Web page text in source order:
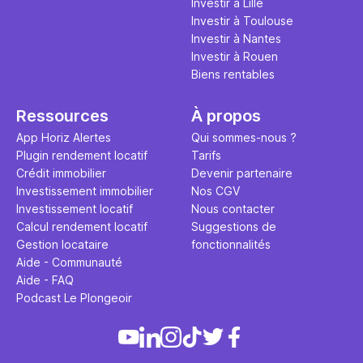
Investir à Lille
Investir à Toulouse
Investir à Nantes
Investir à Rouen
Biens rentables
Ressources
App Horiz Alertes
Plugin rendement locatif
Crédit immobilier
Investissement immobilier
Investissement locatif
Calcul rendement locatif
Gestion locataire
Aide - Communauté
Aide - FAQ
Podcast Le Plongeoir
À propos
Qui sommes-nous ?
Tarifs
Devenir partenaire
Nos CGV
Nous contacter
Suggestions de
fonctionnalités